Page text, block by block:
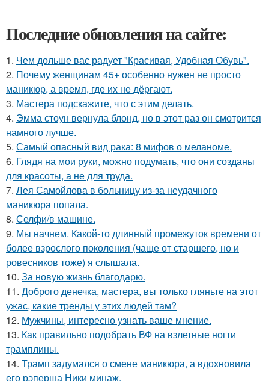
Последние обновления на сайте:
1. Чем дольше вас радует "Красивая, Удобная Обувь".
2. Почему женщинам 45+ особенно нужен не просто
маникюр, а время, где их не дёргают.
3. Мастера подскажите, что с этим делать.
4. Эмма стоун вернула блонд, но в этот раз он смотрится
намного лучше.
5. Самый опасный вид рака: 8 мифов о меланоме.
6. Глядя на мои руки, можно подумать, что они созданы
для красоты, а не для труда.
7. Лея Самойлова в больницу из-за неудачного
маникюра попала.
8. Селфи/в машине.
9. Мы начнем. Какой-то длинный промежуток времени от
более взрослого поколения (чаще от старшего, но и
ровесников тоже) я слышала.
10. За новyю жизнь благодарю.
11. Доброго денечка, мастера, вы только гляньте на этот
ужас, какие тренды у этих людей там?
12. Мужчины, интересно узнать ваше мнение.
13. Как правильно подобрать ВФ на взлетные ногти
трамплины.
14. Трамп задумался о смене маникюра, а вдохновила
его рэперша Ники минаж.